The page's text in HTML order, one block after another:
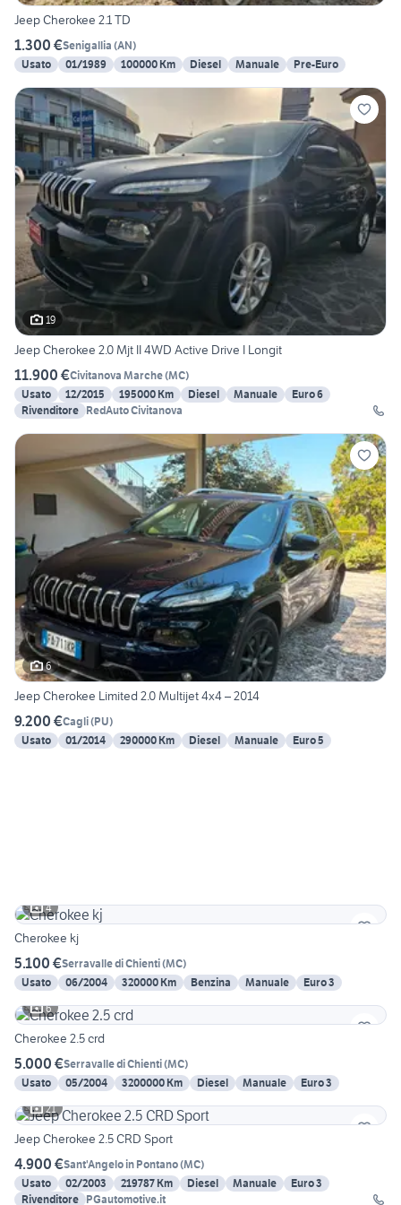
Jeep Cherokee 2.1 TD
1.300 €Senigallia (AN)
Usato
01/1989 100000 Km Diesel Manuale Pre-Euro
19
Jeep Cherokee 2.0 Mjt II 4WD Active Drive I Longit
11.900 €Civitanova Marche(MC)
Usato
12/2015 195000 Km Diesel Manuale
Euro 6
Rivenditore RedAuto Civitanova
6
Jeep Cherokee Limited 2.0 Multijet 4x4 – 2014
9.200 €Cagli(PU)
Usato
01/2014 290000 Km Diesel Manuale Euro 5
4
Cherokee kj
5.100 €Serravalle di Chienti(MC)
Usato
06/2004 320000 Km Benzina Manuale
Euro 3
6
Cherokee 2.5 crd
5.000 €Serravalle di Chienti(MC)
Usato
05/2004 3200000 Km Diesel Manuale
Euro 3
21
Jeep Cherokee 2.5 CRD Sport
4.900 €Sant'Angelo in Pontano(MC)
Usato
02/2003 219787 Km Diesel Manuale
Euro 3
Rivenditore PGautomotive.it